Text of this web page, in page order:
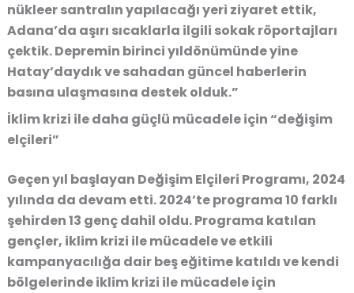
nükleer santralın yapılacağı yeri ziyaret ettik,
Adana’da aşırı sıcaklarla ilgili sokak röportajları
çektik. Depremin birinci yıldönümünde yine
Hatay’daydık ve sahadan güncel haberlerin
basına ulaşmasına destek olduk.”
İklim krizi ile daha güçlü mücadele için “değişim
elçileri”
Geçen yıl başlayan Değişim Elçileri Programı, 2024
yılında da devam etti. 2024’te programa 10 farklı
şehirden 13 genç dahil oldu. Programa katılan
gençler, iklim krizi ile mücadele ve etkili
kampanyacılığa dair beş eğitime katıldı ve kendi
bölgelerinde iklim krizi ile mücadele için